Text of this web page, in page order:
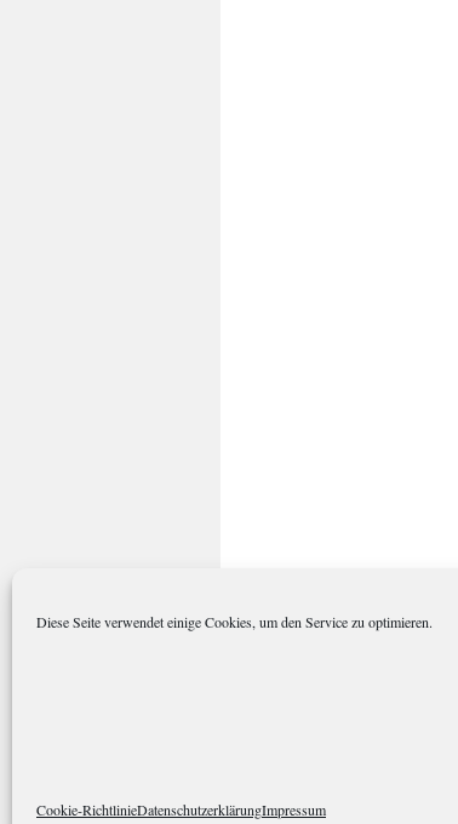
Diese Seite verwendet einige Cookies, um den Service zu optimieren.
Cookie-RichtlinieDatenschutzerklärungImpressum